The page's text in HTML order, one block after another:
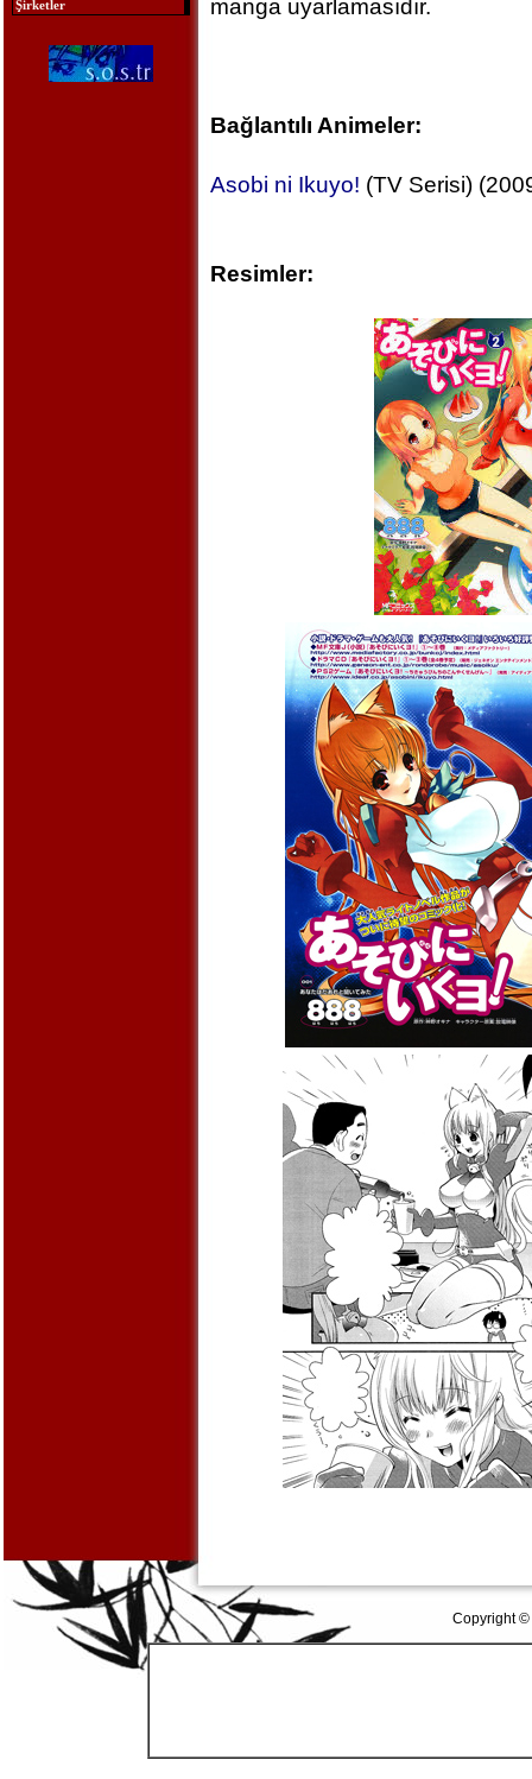
Şirketler
manga uyarlamasıdır.
Bağlantılı Animeler:
Asobi ni Ikuyo! (TV Serisi)
Resimler:
Copyright ©